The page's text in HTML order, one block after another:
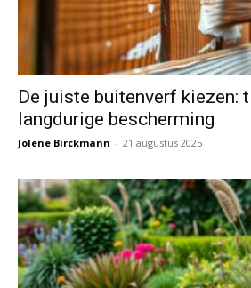
De juiste buitenverf kiezen:
langdurige bescherming
Jolene Birckmann - 21 augustus 2025